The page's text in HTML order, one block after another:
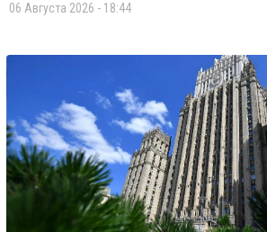
06 Августа 2026 - 18:44